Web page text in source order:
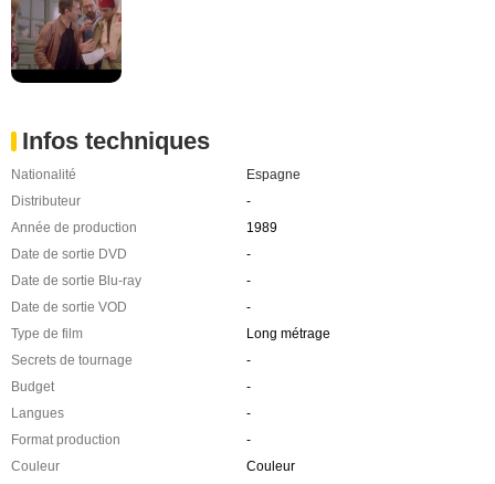
Infos techniques
Nationalité
Espagne
Distributeur
-
Année de production
1989
Date de sortie DVD
-
Date de sortie Blu-ray
-
Date de sortie VOD
-
Type de film
Long métrage
Secrets de tournage
-
Budget
-
Langues
-
Format production
-
Couleur
Couleur